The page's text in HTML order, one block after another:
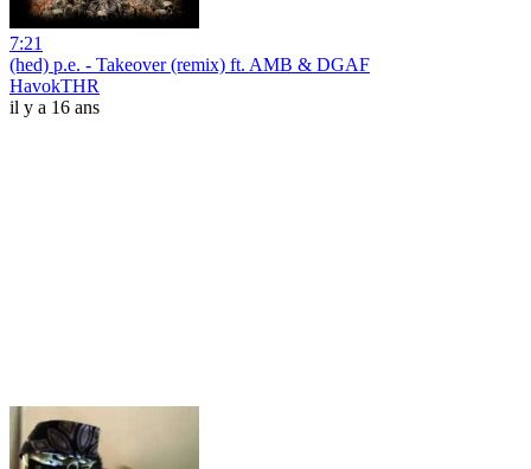
7:21
(hed) p.e. - Takeover (remix) ft. AMB & DGAF
HavokTHR
il y a 16 ans